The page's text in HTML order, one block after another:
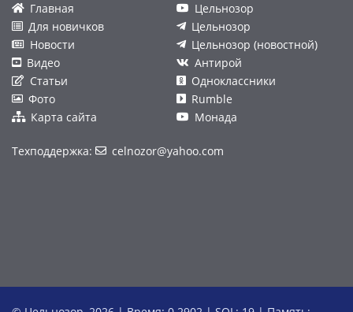
Главная
Для новичков
Новости
Видео
Статьи
Фото
Карта сайта
Цельнозор
Цельнозор
Цельнозор (новостной)
Антирой
Одноклассники
Rumble
Монада
Техподдержка: celnozor@yahoo.com